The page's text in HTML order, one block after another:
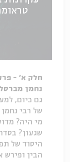
נחמן
של רבי
מי היה?
שגעון?
היסוד של
הבין